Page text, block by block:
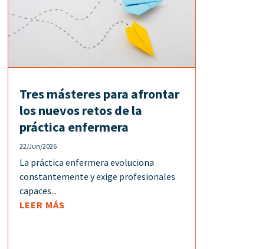
Tres másteres para afrontar
los nuevos retos de la
práctica enfermera
22/Jun/2026
La práctica enfermera evoluciona
constantemente y exige profesionales
capaces...
LEER MÁS